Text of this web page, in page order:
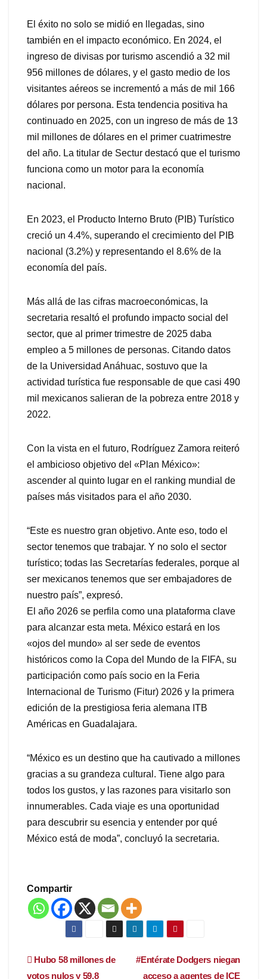
El éxito no solo se midió en llegadas, sino
también en el impacto económico. En 2024, el
ingreso de divisas por turismo ascendió a 32 mil
956 millones de dólares, y el gasto medio de los
visitantes aéreos se incrementó a más de mil 166
dólares por persona. Esta tendencia positiva ha
continuado en 2025, con un ingreso de más de 13
mil millones de dólares en el primer cuatrimestre
del año. La titular de Sectur destacó que el turismo
funciona como un motor para la economía
nacional.
En 2023, el Producto Interno Bruto (PIB) Turístico
creció un 4.4%, superando el crecimiento del PIB
nacional (3.2%) y representando el 8.6% de la
economía del país.
Más allá de las cifras macroeconómicas, la
secretaria resaltó el profundo impacto social del
sector, que al primer trimestre de 2025 daba
empleo a 5 millones de personas. Citando datos
de la Universidad Anáhuac, sostuvo que la
actividad turística fue responsable de que casi 490
mil mexicanos salieran de la pobreza entre 2018 y
2022.
Con la vista en el futuro, Rodríguez Zamora reiteró
el ambicioso objetivo del «Plan México»:
ascender al quinto lugar en el ranking mundial de
países más visitados para el año 2030.
“Este es nuestro gran objetivo. Ante eso, todo el
sector tenemos que trabajar. Y no solo el sector
turístico; todas las Secretarías federales, porque al
ser mexicanos tenemos que ser embajadores de
nuestro país”, expresó.
El año 2026 se perfila como una plataforma clave
para alcanzar esta meta. México estará en los
«ojos del mundo» al ser sede de eventos
históricos como la Copa del Mundo de la FIFA, su
participación como país socio en la Feria
Internacional de Turismo (Fitur) 2026 y la primera
edición de la prestigiosa feria alemana ITB
Américas en Guadalajara.
“México es un destino que ha cautivado a millones
gracias a su grandeza cultural. Tiene algo para
todos los gustos, y las razones para visitarlo son
innumerables. Cada viaje es una oportunidad
para descubrir su esencia y entender por qué
México está de moda”, concluyó la secretaria.
Compartir
Navegación
#Entérate Dodgers niegan
acceso a agentes de ICE
Hubo 58 millones de
votos nulos y 59.8